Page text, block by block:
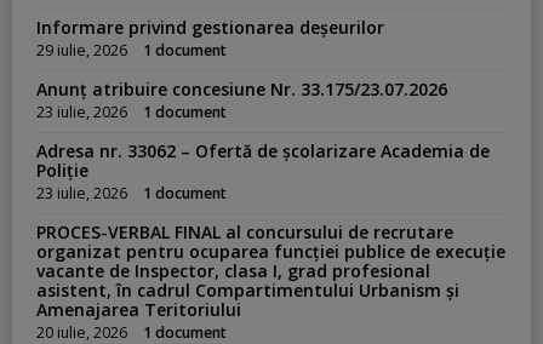
Informare privind gestionarea deșeurilor
29 iulie, 2026 1 document
Anunț atribuire concesiune Nr. 33.175/23.07.2026
23 iulie, 2026 1 document
Adresa nr. 33062 – Ofertă de școlarizare Academia de
Poliție
23 iulie, 2026 1 document
PROCES-VERBAL FINAL al concursului de recrutare
organizat pentru ocuparea funcției publice de execuție
vacante de Inspector, clasa I, grad profesional
asistent, în cadrul Compartimentului Urbanism și
Amenajarea Teritoriului
20 iulie, 2026 1 document